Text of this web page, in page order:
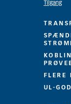
Tilgang
FLERE
UL-